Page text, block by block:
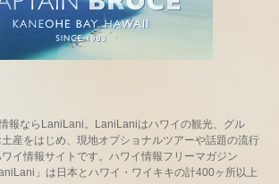
報ならLaniLani。LaniLaniはハワイの観光、グル
産をはじめ、現地オプショナルツアーや話題の流行
イ情報サイトです。ハワイ情報フリーマガジン
」は日本とハワイ・ワイキキの計400ヶ所以上